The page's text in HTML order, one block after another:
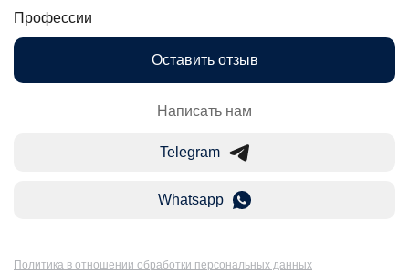
Профессии
Оставить отзыв
Написать нам
Telegram
Whatsapp
Политика в отношении обработки персональных данных